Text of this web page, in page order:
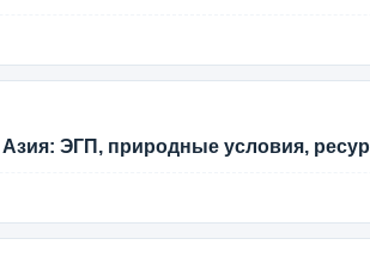
Азия: ЭГП, природные условия,